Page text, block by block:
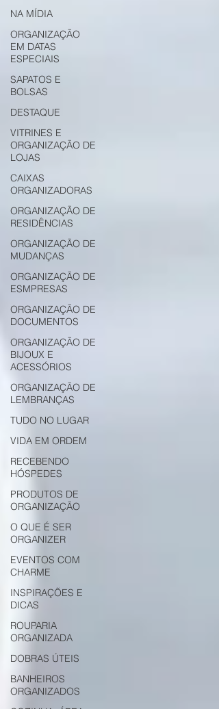
NA MÍDIA
ORGANIZAÇÃO
EM DATAS
ESPECIAIS
SAPATOS E
BOLSAS
DESTAQUE
VITRINES E
ORGANIZAÇÃO DE
LOJAS
CAIXAS
ORGANIZADORAS
ORGANIZAÇÃO DE
RESIDÊNCIAS
ORGANIZAÇÃO DE
MUDANÇAS
ORGANIZAÇÃO DE
ESMPRESAS
ORGANIZAÇÃO DE
DOCUMENTOS
ORGANIZAÇÃO DE
BIJOUX E
ACESSÓRIOS
ORGANIZAÇÃO DE
LEMBRANÇAS
TUDO NO LUGAR
VIDA EM ORDEM
RECEBENDO
HÓSPEDES
PRODUTOS DE
ORGANIZAÇÃO
O QUE É SER
ORGANIZER
EVENTOS COM
CHARME
INSPIRAÇÕES E
DICAS
ROUPARIA
ORGANIZADA
DOBRAS ÚTEIS
BANHEIROS
ORGANIZADOS